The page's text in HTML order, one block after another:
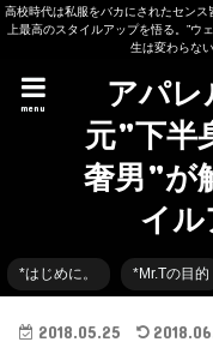
高校時代は私服をバカにされたセン
上最高のスタイルアップを悟る。”ウ
生は変わらな
アパレ
元”下半
奢男”が
イル
menu
*はじめに。 *Mr.Tの目的
2018.05.25